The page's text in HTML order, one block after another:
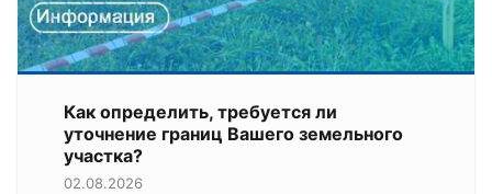
Как определить, требуется ли
уточнение границ Вашего земельного
участка?
02.08.2026